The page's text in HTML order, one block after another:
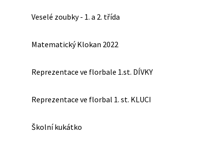
Veselé zoubky - 1. a 2. třída
Matematický Klokan 2022
Reprezentace ve florbale 1.st. DÍVKY
Reprezentace ve florbal 1. st. KLUCI
Školní kukátko